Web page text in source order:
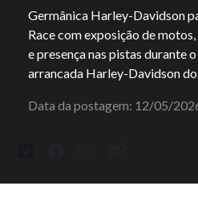
Germânica Harley-Davidson
Race com exposição de
e presença nas pistas durante
arrancada Harley-Davidson
Data da postagem: 12/05/